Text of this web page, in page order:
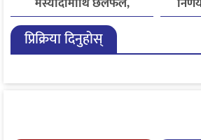
एआईदेखि पत्रकारको
लाइसेन्ससम्मका विषयमा
सुझाव
प्रिक्रिया दिनुहोस्